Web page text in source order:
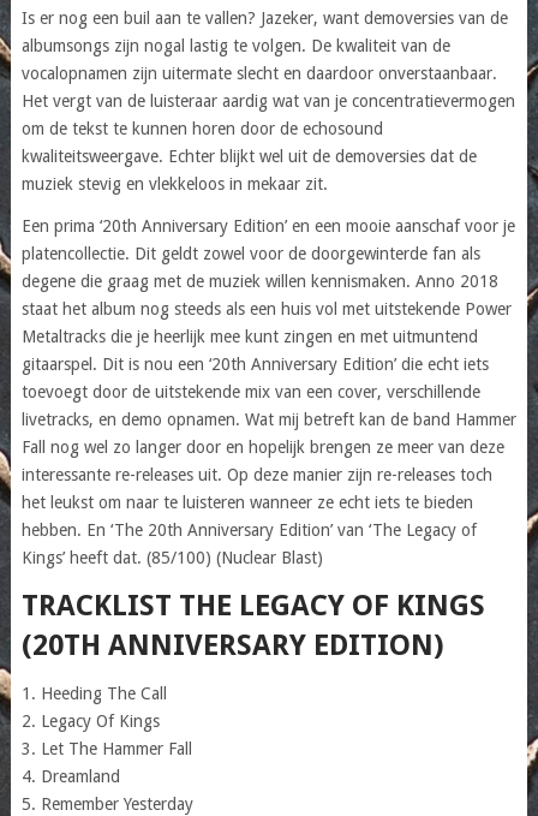
Is er nog een buil aan te vallen? Jazeker, want demoversies van de
albumsongs zijn nogal lastig te volgen. De kwaliteit van de
vocalopnamen zijn uitermate slecht en daardoor onverstaanbaar.
Het vergt van de luisteraar aardig wat van je concentratievermogen
om de tekst te kunnen horen door de echosound
kwaliteitsweergave. Echter blijkt wel uit de demoversies dat de
muziek stevig en vlekkeloos in mekaar zit.
Een prima ‘20th Anniversary Edition’ en een mooie aanschaf voor je
platencollectie. Dit geldt zowel voor de doorgewinterde fan als
degene die graag met de muziek willen kennismaken. Anno 2018
staat het album nog steeds als een huis vol met uitstekende Power
Metaltracks die je heerlijk mee kunt zingen en met uitmuntend
gitaarspel. Dit is nou een ‘20th Anniversary Edition’ die echt iets
toevoegt door de uitstekende mix van een cover, verschillende
livetracks, en demo opnamen. Wat mij betreft kan de band Hammer
Fall nog wel zo langer door en hopelijk brengen ze meer van deze
interessante re-releases uit. Op deze manier zijn re-releases toch
het leukst om naar te luisteren wanneer ze echt iets te bieden
hebben. En ‘The 20th Anniversary Edition’ van ‘The Legacy of
Kings’ heeft dat. (85/100) (Nuclear Blast)
TRACKLIST THE LEGACY OF KINGS
(20TH ANNIVERSARY EDITION)
1. Heeding The Call
2. Legacy Of Kings
3. Let The Hammer Fall
4. Dreamland
5. Remember Yesterday